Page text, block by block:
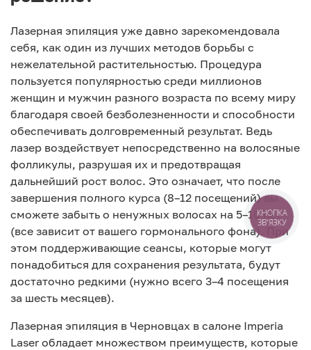
Лазерная эпиляция уже давно зарекомендовала
себя, как один из лучших методов борьбы с
нежелательной растительностью. Процедура
пользуется популярностью среди миллионов
женщин и мужчин разного возраста по всему миру
благодаря своей безболезненности и способности
обеспечивать долговременный результат. Ведь
лазер воздействует непосредственно на волосяные
фолликулы, разрушая их и предотвращая
дальнейший рост волос. Это означает, что после
завершения полного курса (8–12 посещений) вы
сможете забыть о ненужных волосах на 5–10 лет
(все зависит от вашего гормонального фона). При
этом поддерживающие сеансы, которые могут
понадобиться для сохранения результата, будут
достаточно редкими (нужно всего 3–4 посещения
за шесть месяцев).
Лазерная эпиляция в Черновцах в салоне Imperia
Laser обладает множеством преимуществ, которые
КНОПКА
ЗВ'ЯЗКУ